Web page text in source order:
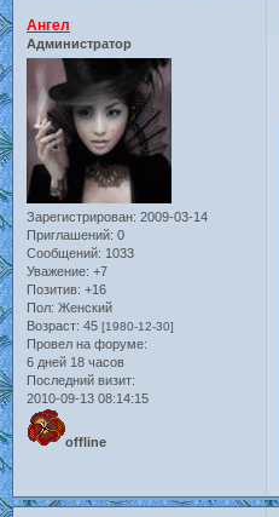
Ангел
Администратор
Зарегистрирован: 2009-03-14
Приглашений: 0
Сообщений: 1033
Уважение: +7
Позитив: +16
Пол: Женский
Возраст: 45 [1980-12-30]
Провел на форуме:
6 дней 18 часов
Последний визит:
2010-09-13 08:14:15
offline